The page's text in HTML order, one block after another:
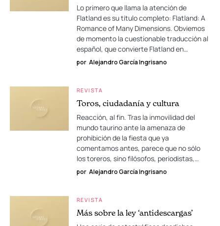
Lo primero que llama la atención de
Flatland es su título completo: Flatland: A
Romance of Many Dimensions. Obviemos
de momento la cuestionable traducción al
español, que convierte Flatland en…
por Alejandro García Ingrisano
REVISTA
Toros, ciudadanía y cultura
Reacción, al fin. Tras la inmovilidad del
mundo taurino ante la amenaza de
prohibición de la fiesta que ya
comentamos antes, parece que no sólo
los toreros, sino filósofos, periodistas,…
por Alejandro García Ingrisano
REVISTA
Más sobre la ley ‘antidescargas’